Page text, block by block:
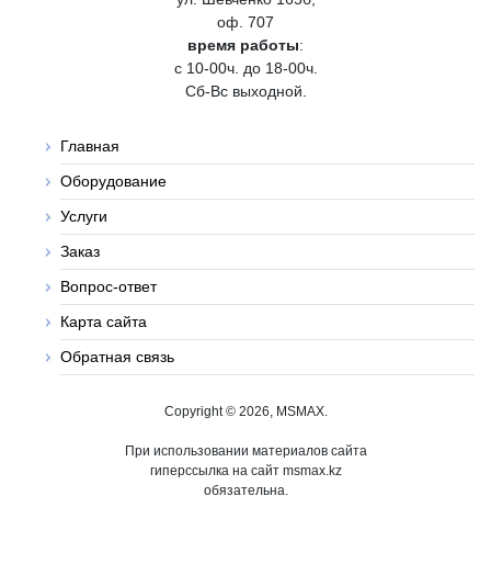
оф. 707
время работы:
с 10-00ч. до 18-00ч.
Сб-Вс выходной.
Главная
Оборудование
Услуги
Заказ
Вопрос-ответ
Карта сайта
Обратная связь
Copyright © 2026, MSMAX.
При использовании материалов сайта
гиперссылка на сайт msmax.kz
обязательна.